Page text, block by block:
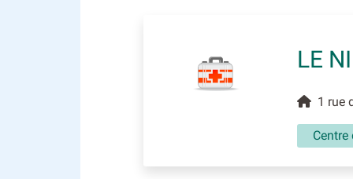
LE
1 rue